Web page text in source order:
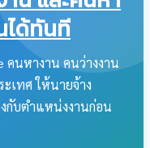
ได้ทันที
คนหางาน คนว่างงาน
เทศ ให้นายจ้าง
กับตำแหน่งงานก่อน